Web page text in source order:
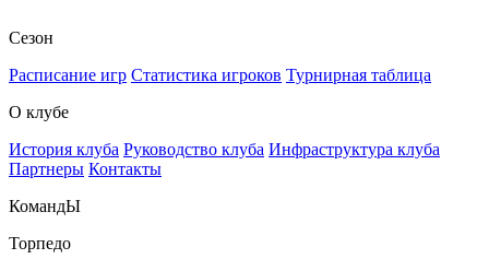
Сезон
Расписание игр Статистика игроков Турнирная таблица
О клубе
История клуба Руководство клуба Инфраструктура клуба
Партнеры Контакты
КомандЫ
Торпедо